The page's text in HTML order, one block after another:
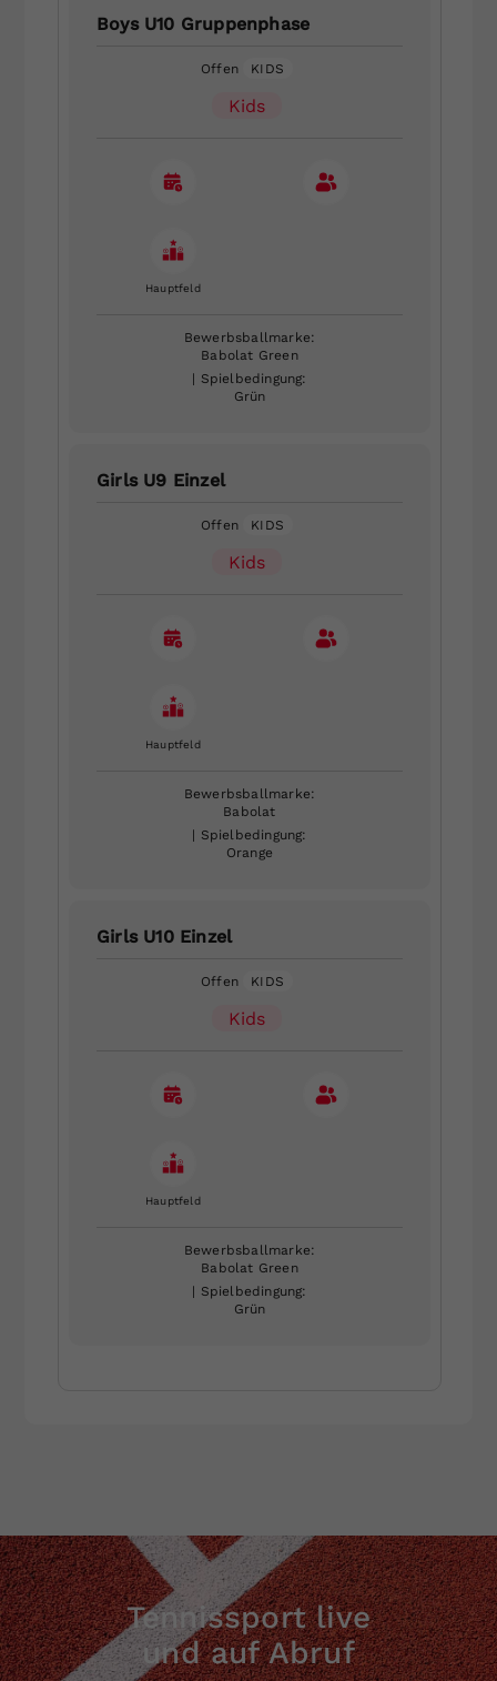
Boys U10 Gruppenphase
Offen KIDS
Kids
Hauptfeld
Bewerbsballmarke:
Babolat Green
| Spielbedingung:
Grün
Girls U9 Einzel
Offen KIDS
Kids
Hauptfeld
Bewerbsballmarke:
Babolat
| Spielbedingung:
Orange
Girls U10 Einzel
Offen KIDS
Kids
Hauptfeld
Bewerbsballmarke:
Babolat Green
| Spielbedingung:
Grün
Tennissport live
und auf Abruf